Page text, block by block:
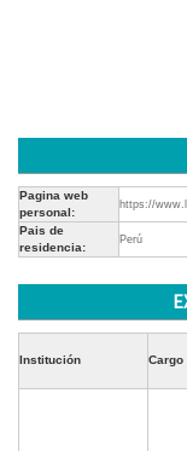
Pagina web
personal:
https://
Pais de
residencia:
Perú
Institución Cargo